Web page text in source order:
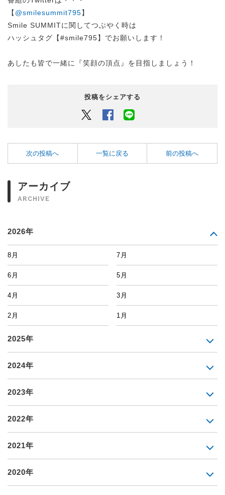
【 @smilesummit795】
Smile SUMMITに関してつぶやく時は
ハッシュタグ【#smile795】でお願いします！
あしたも皆で一緒に『笑顔の頂点』を目指しましょう！
投稿をシェアする
Twitter Facebook
次の投稿へ 一覧に戻る 前の投稿へ
アーカイブ
ARCHIVE
2026年
8月 7月
6月 5月
4月 3月
2月 1月
2025年
2024年
2023年
2022年
2021年
2020年